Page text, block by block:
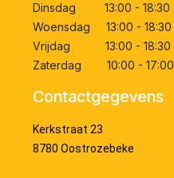
Dinsdag 13:00 - 18:30
Woensdag 13:00 - 18:30
Vrijdag 13:00 - 18:30
Zaterdag 10:00 - 17:00
Contactgegevens
Kerkstraat 23
8780 Oostrozebeke